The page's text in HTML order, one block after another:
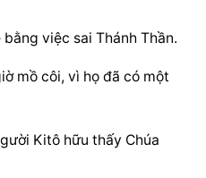
việc sai Thánh Thần.
mồ côi, vì họ đã có một
Kitô hữu thấy Chúa